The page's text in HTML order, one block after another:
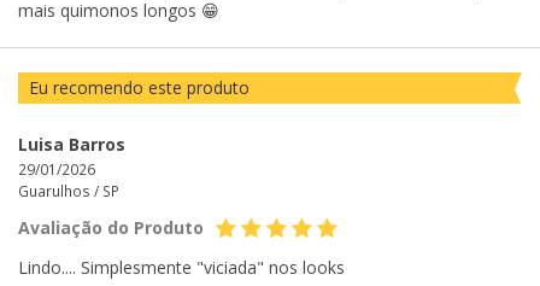
mais quimonos longos 😁
Eu recomendo este produto
Luisa Barros
29/01/2026
Guarulhos / SP
Avaliação do Produto
Lindo.... Simplesmente "viciada" nos looks